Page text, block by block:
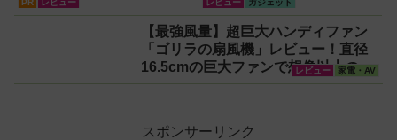
ルインミニ』でスマホもモ
バイルファンもノートPC【最強風量】超巨大ハンディファン
「ゴリラの扇風機」レビュー！直径
16.5cmの巨大ファンで想像以上の涼
しさを体感
レビュー 家電・AV
スポンサーリンク